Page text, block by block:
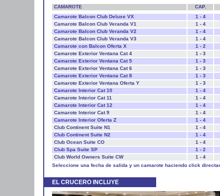
CAMAROTE
CAP.
Camarote Balcon Club Deluxe VX
1 - 4
Camarote Balcon Club Veranda V1
1 - 4
Camarote Balcon Club Veranda V2
1 - 4
Camarote Balcon Club Veranda V3
1 - 4
Camarote con Balcon Oferta X
1 - 2
Camarote Exterior Ventana Cat 4
1 - 3
Camarote Exterior Ventana Cat 5
1 - 3
Camarote Exterior Ventana Cat 6
1 - 3
Camarote Exterior Ventana Cat 8
1 - 3
Camarote Exterior Ventana Oferta Y
1 - 3
Camarote Interior Cat 10
1 - 4
Camarote Interior Cat 11
1 - 4
Camarote Interior Cat 12
1 - 4
Camarote Interior Cat 9
1 - 4
Camarote Interior Oferta Z
1 - 4
Club Continent Suite N1
1 - 4
Club Continent Suite N2
1 - 4
Club Ocean Suite CO
1 - 4
Club Spa Suite SP
1 - 2
Club World Owners Suite CW
1 - 4
Seleccione una fecha de salida y un camarote haciendo click
EL CRUCERO INCLUYE